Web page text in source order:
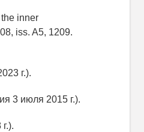
inner
iss. A5, 1209.
г.).
3 июля 2015 г.).